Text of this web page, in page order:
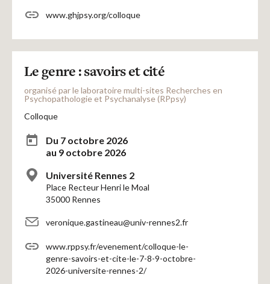
www.ghjpsy.org/colloque
Le genre : savoirs et cité
organisé par le laboratoire multi-sites Recherches en
Psychopathologie et Psychanalyse (RPpsy)
Colloque
Du 7 octobre 2026
au 9 octobre 2026
Université Rennes 2
Place Recteur Henri le Moal
35000 Rennes
veronique.gastineau@univ-rennes2.fr
www.rppsy.fr/evenement/colloque-le-
genre-savoirs-et-cite-le-7-8-9-octobre-
2026-universite-rennes-2/